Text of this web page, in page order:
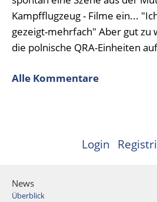
Kampfflugzeug - Filme ein...
gezeigt-mehrfach" Aber gut zu
die polnische QRA-Einheiten
Alle Kommentare
Login
News
Überblick